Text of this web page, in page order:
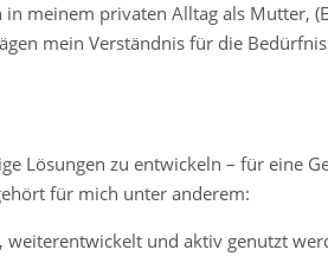
meinem privaten Alltag als Mutter,
mein Verständnis für die
Lösungen zu entwickeln – für eine
für mich unter anderem:
weiterentwickelt und aktiv genutzt